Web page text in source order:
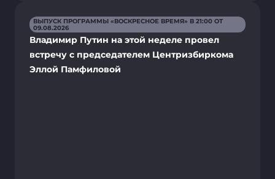
ВЫПУСК ПРОГРАММЫ «ВОСКРЕСНОЕ ВРЕМЯ» В 21:00 ОТ
09.08.2026
Владимир Путин на этой неделе провел
встречу с председателем Центризбиркома
Эллой Памфиловой